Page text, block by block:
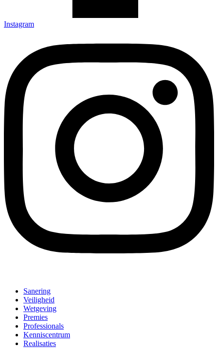
Instagram
Sanering
Veiligheid
Wetgeving
Premies
Professionals
Kenniscentrum
Realisaties